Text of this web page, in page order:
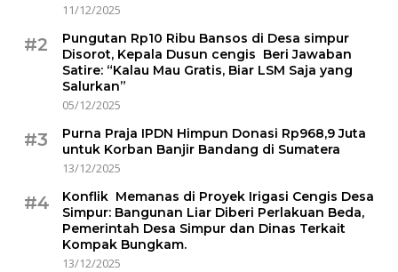
11/12/2025
#2
Pungutan Rp10 Ribu Bansos di Desa simpur
Disorot, Kepala Dusun cengis Beri Jawaban
Satire: “Kalau Mau Gratis, Biar LSM Saja yang
Salurkan”
05/12/2025
#3
Purna Praja IPDN Himpun Donasi Rp968,9 Juta
untuk Korban Banjir Bandang di Sumatera
13/12/2025
#4
Konflik Memanas di Proyek Irigasi Cengis Desa
Simpur: Bangunan Liar Diberi Perlakuan Beda,
Pemerintah Desa Simpur dan Dinas Terkait
Kompak Bungkam.
13/12/2025